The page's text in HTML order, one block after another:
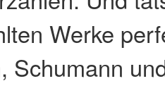
Werke
Schumann